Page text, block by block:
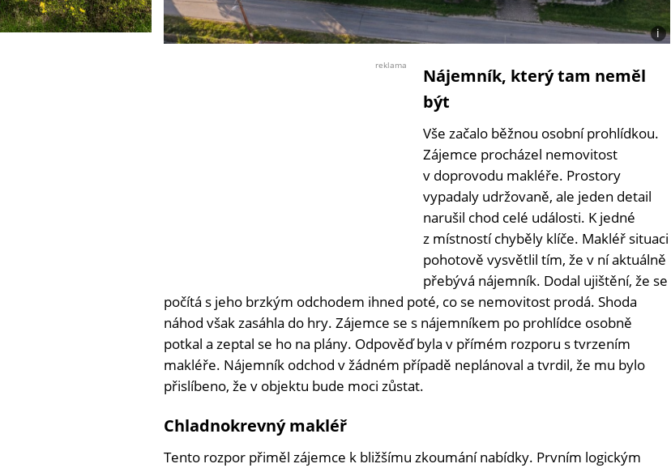
i
Foto:
reklama
Nájemník, který tam neměl
být
Vše začalo běžnou osobní prohlídkou.
Zájemce procházel nemovitost
v doprovodu makléře. Prostory
vypadaly udržovaně, ale jeden detail
narušil chod celé události. K jedné
z místností chyběly klíče. Makléř situaci
pohotově vysvětlil tím, že v ní aktuálně
přebývá nájemník. Dodal ujištění, že se
počítá s jeho brzkým odchodem ihned poté, co se nemovitost prodá. Shoda
náhod však zasáhla do hry. Zájemce se s nájemníkem po prohlídce osobně
potkal a zeptal se ho na plány. Odpověď byla v přímém rozporu s tvrzením
makléře. Nájemník odchod v žádném případě neplánoval a tvrdil, že mu bylo
přislíbeno, že v objektu bude moci zůstat.
Chladnokrevný makléř
Tento rozpor přiměl zájemce k bližšímu zkoumání nabídky. Prvním logickým